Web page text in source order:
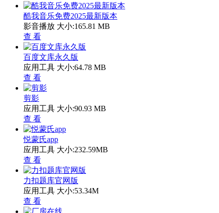
酷我音乐免费2025最新版本
影音播放 大小:165.81 MB
查 看
百度文库永久版
应用工具 大小:64.78 MB
查 看
剪影
应用工具 大小:90.93 MB
查 看
悦蒙氏app
应用工具 大小:232.59MB
查 看
力扣题库官网版
应用工具 大小:53.34M
查 看